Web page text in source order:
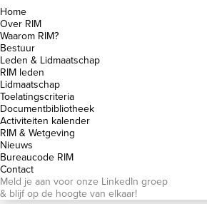
Home
Over RIM
Waarom RIM?
Bestuur
Leden & Lidmaatschap
RIM leden
Lidmaatschap
Toelatingscriteria
Documentbibliotheek
Activiteiten kalender
RIM & Wetgeving
Nieuws
Bureaucode RIM
Contact
Meld je aan voor onze LinkedIn groep
& blijf op de hoogte van elkaar!
Over RIM
Waarom
RIM?
Bestuur
Bureaucode
RIM
Leden &
Lidmaatschap
RIM leden
Activiteiten
kalender